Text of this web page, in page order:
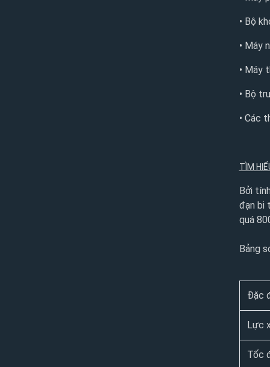
• Bộ
• Máy
• Máy
• Bộ
• Các
TÌM
Bởi
đạn bi
quá
Bảng
Đặc
Lực
Tốc